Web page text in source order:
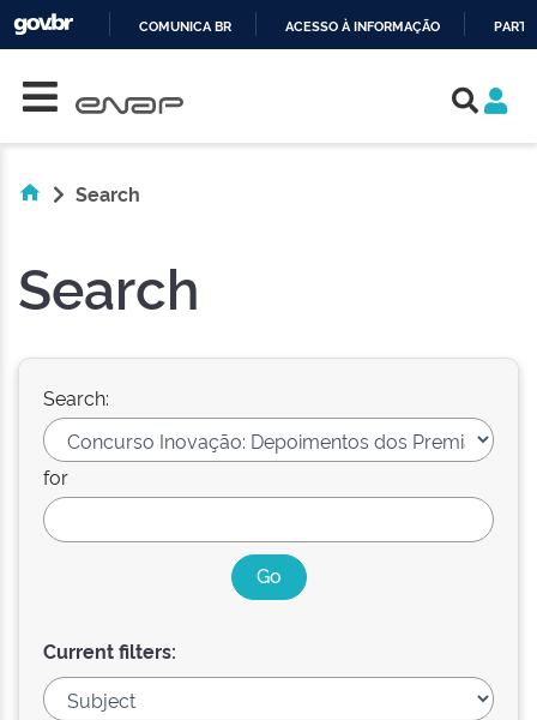
COMUNICA BR ACESSO À INFORMAÇÃO
Search
Search
Search:
for
Current filters: